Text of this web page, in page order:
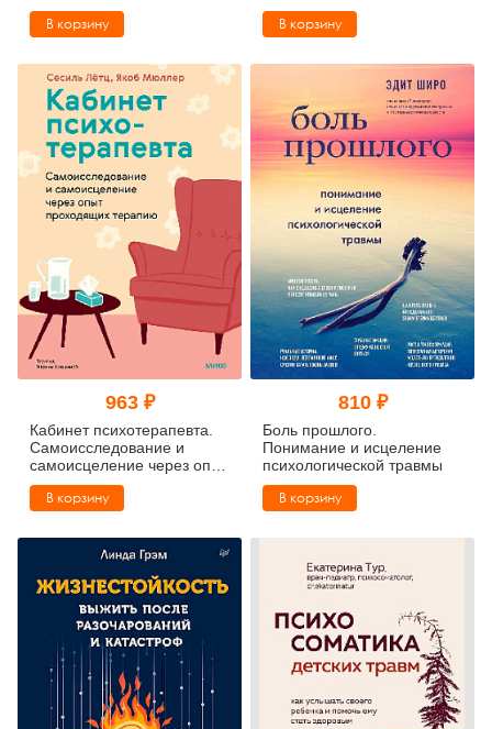
В корзину В корзину
963 ₽
Кабинет психотерапевта.
Самоисследование и
самоисцеление через опыт
проходящих терапию
В корзину
810 ₽
Боль прошлого.
Понимание и исцеление
психологической травмы
В корзину